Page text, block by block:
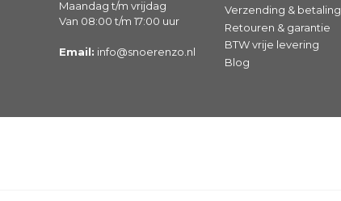
Maandag t/m vrijdag
Van 08:00 t/m 17:00 uur
Email: info@snoerenzo.nl
Verzending & betaling
Retouren & garantie
BTW vrije levering
Blog